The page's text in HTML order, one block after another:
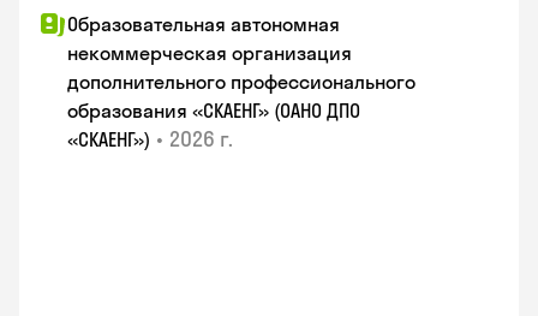
Образовательная автономная
некоммерческая организация
дополнительного профессионального
образования «СКАЕНГ» (ОАНО ДПО
«СКАЕНГ») • 2026 г.